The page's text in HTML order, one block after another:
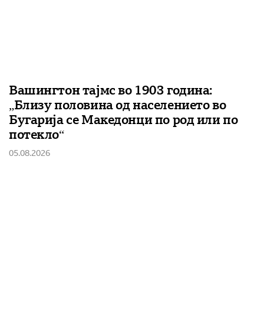
Вашингтон тајмс во 1903 година:
„Близу половина од населението во
Бугарија се Македонци по род или по
потекло“
05.08.2026